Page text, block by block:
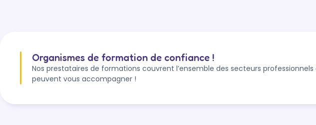
Organismes de formation de confiance !
Nos prestataires de formations couvrent l’ensemble des secteurs
peuvent vous accompagner !